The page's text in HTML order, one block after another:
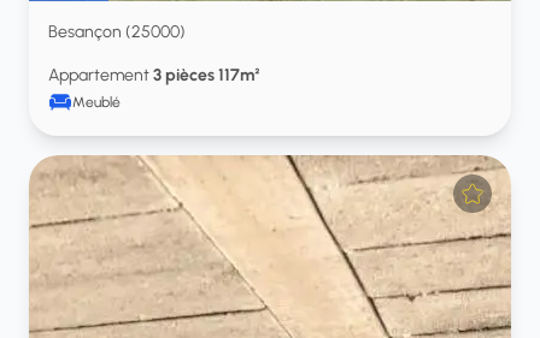
Besançon (25000)
Appartement3 pièces 117m²
Meublé